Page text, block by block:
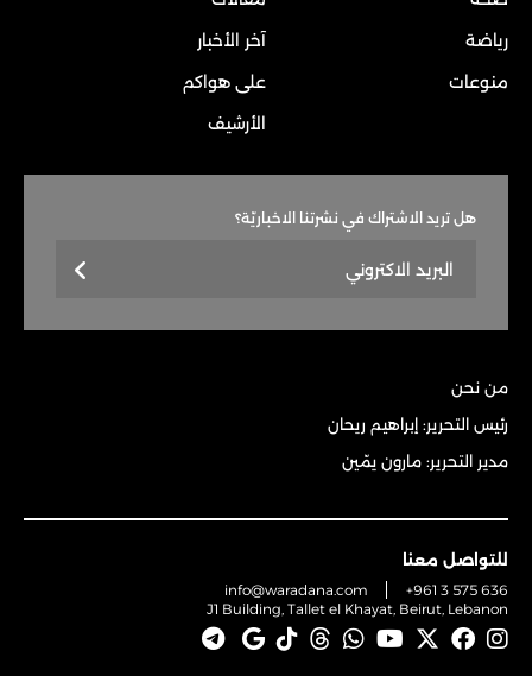
رياضة
منوعات
آخر الأخبار
على هواكم
الأرشيف
هل تريد الاشتراك في نشرتنا الاخباريّة؟
من نحن
رئيس التحرير: إبراهيم ريحان
مدير التحرير: مارون يمّين
للتواصل معنا
info@waradana.com
+961 3 575 636
J1 Building, Tallet el Khayat, Beirut, Lebanon